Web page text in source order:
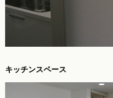
キッチンスペース